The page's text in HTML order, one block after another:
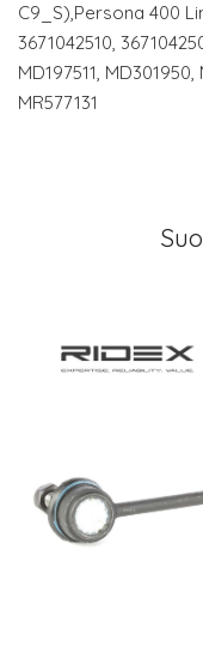
C9_S),Persona 400
3671042510,
MD197511,
MR577131